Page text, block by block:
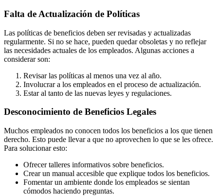
Falta de Actualización de Políticas
Las políticas de beneficios deben ser revisadas y actualizadas
regularmente. Si no se hace, pueden quedar obsoletas y no reflejar
las necesidades actuales de los empleados. Algunas acciones a
considerar son:
Revisar las políticas al menos una vez al año.
Involucrar a los empleados en el proceso de actualización.
Estar al tanto de las nuevas leyes y regulaciones.
Desconocimiento de Beneficios Legales
Muchos empleados no conocen todos los beneficios a los que tienen
derecho. Esto puede llevar a que no aprovechen lo que se les ofrece.
Para solucionar esto:
Ofrecer talleres informativos sobre beneficios.
Crear un manual accesible que explique todos los beneficios.
Fomentar un ambiente donde los empleados se sientan
cómodos haciendo preguntas.